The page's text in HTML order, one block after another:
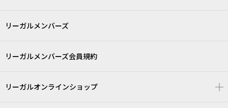
リーガルメンバーズ
リーガルメンバーズ会員規約
リーガルオンラインショップ